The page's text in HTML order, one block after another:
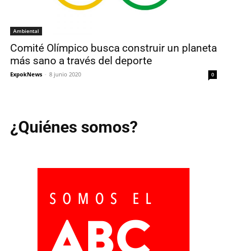
Ambiental
Comité Olímpico busca construir un planeta
más sano a través del deporte
ExpokNews - 8 junio 2020 0
¿Quiénes somos?